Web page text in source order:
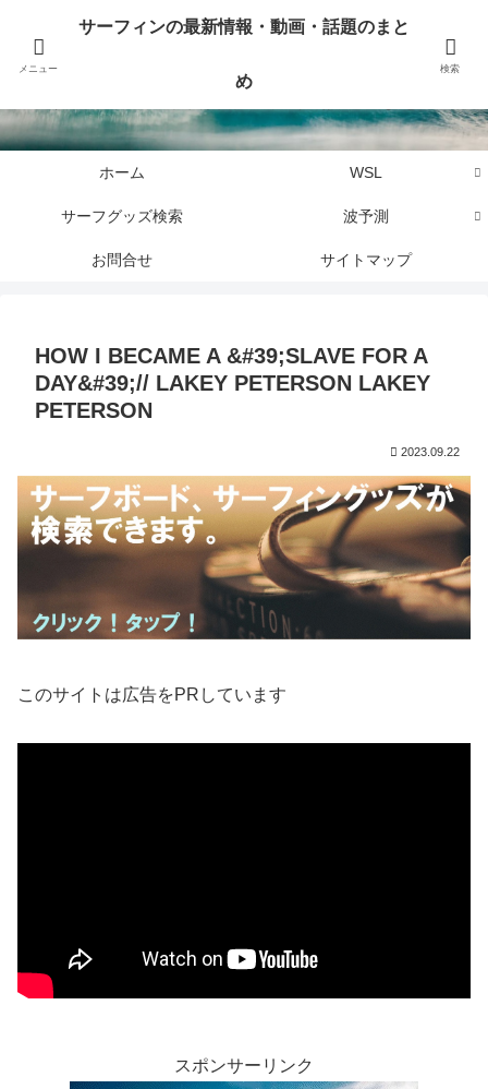
サーフィンに関するニュース・話題や最新情報を写真、画像、動画でまとめて
ホーム WSL
サーフグッズ検索 波予測
お問合せ サイトマップ
HOW I BECAME A &#39;SLAVE FOR A
DAY&#39;// LAKEY PETERSON LAKEY
PETERSON
2023.09.22
このサイトは広告をPRしています
スポンサーリンク
メニュー
サーフィンの最新情報・動画・話題のまと
め
検索